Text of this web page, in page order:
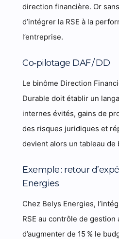
direction financière. Or
d’intégrer la RSE à la
l’entreprise.
Co‑pilotage DAF / DD
Le binôme Direction
Durable doit établir un
internes évités, gains de
des risques juridiques et
devient alors un tableau de
Exemple : retour
Energies
Chez Belys Energies,
RSE au contrôle de gestion
d’augmenter de 15 % le